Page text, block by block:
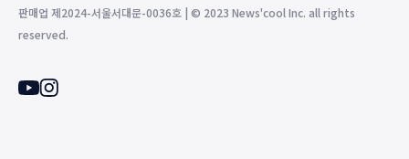
판매업 제2024-서울서대문-0036호 | © 2023 News'cool Inc. all rights
reserved.